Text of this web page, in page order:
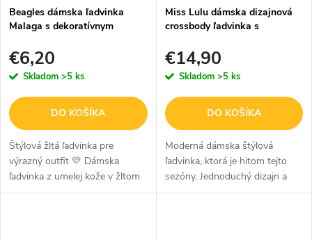
p
r
o
d
u
k
t
o
r
o
d
u
k
t
o
Beagles dámska ľadvinka
Malaga s dekoratívnym
€6,20
Skladom >5 ks
DO KOŠÍKA
Štýlová žltá ľadvinka pre
výrazný outfit 💛 Dámska
ľadvinka z umelej kože v žltom
prevedení je moderný a
Miss Lulu dámska dizajnová
crossbody ľadvinka s
čierna
€14,90
Skladom >5 ks
DO KOŠÍKA
Moderná dámska štýlová
ľadvinka, ktorá je hitom tejto
sezóny. Jednoduchý dizajn a
nápaditý popruh, ktorý je